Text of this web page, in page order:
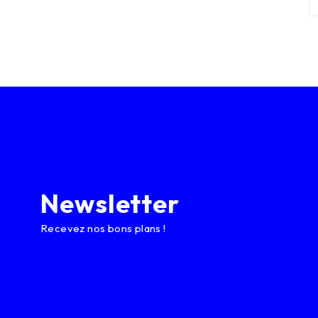
Newsletter
Recevez nos bons plans !